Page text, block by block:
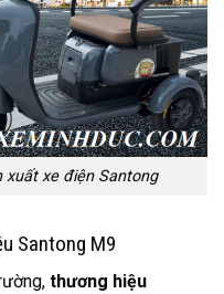
xuất xe điện Santong
Santong M9
thương hiệu